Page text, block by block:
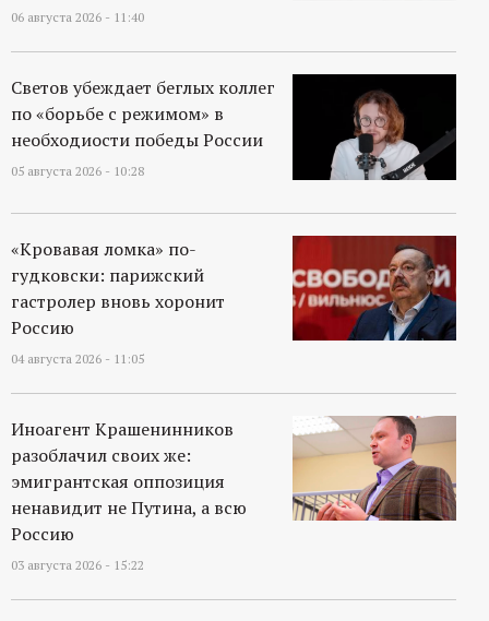
т
а
л
06 августа 2026 - 11:40
Светов убеждает беглых коллег
по «борьбе с режимом» в
необходиости победы России
05 августа 2026 - 10:28
«Кровавая ломка» по-
гудковски: парижский
гастролер вновь хоронит
Россию
04 августа 2026 - 11:05
Иноагент Крашенинников
разоблачил своих же:
эмигрантская оппозиция
ненавидит не Путина, а всю
Россию
03 августа 2026 - 15:22